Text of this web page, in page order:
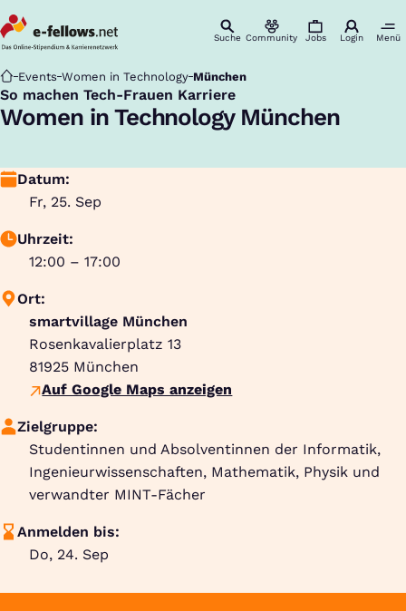
Suche Community Jobs Login Menü
Startseite
Events Women in Technology München
So machen Tech-Frauen Karriere
:
Women in Technology München
Datum:
Fr, 25. Sep
Uhrzeit:
12:00 – 17:00
Ort:
smartvillage München
Rosenkavalierplatz 13
81925 München
Auf Google Maps anzeigen
Zielgruppe:
Studentinnen und Absolventinnen der Informatik,
Ingenieurwissenschaften, Mathematik, Physik und
verwandter MINT-Fächer
Anmelden bis:
Do, 24. Sep